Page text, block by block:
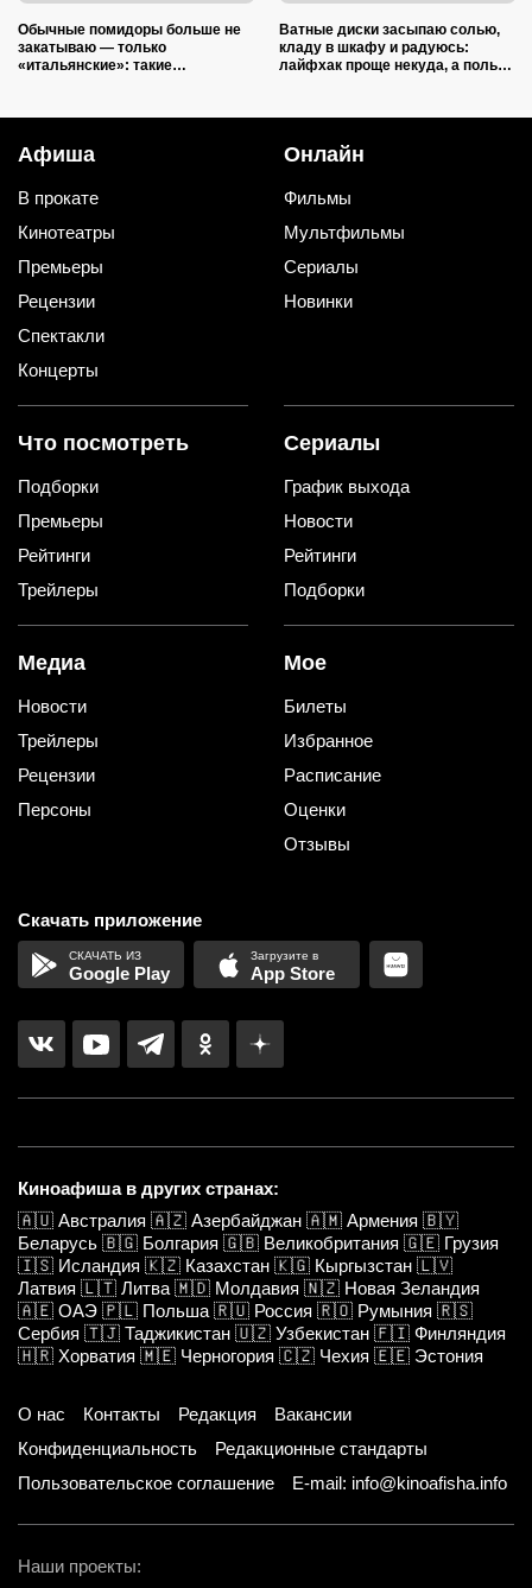
Обычные помидоры больше не
закатываю — только
«итальянские»: такие
Ватные диски засыпаю солью,
кладу в шкафу и радуюсь:
лайфхак проще некуда, а пользы
Афиша
В прокате
Кинотеатры
Премьеры
Рецензии
Спектакли
Концерты
Онлайн
Фильмы
Мультфильмы
Сериалы
Новинки
Что посмотреть
Подборки
Премьеры
Рейтинги
Трейлеры
Сериалы
График выхода
Новости
Рейтинги
Подборки
Медиа
Новости
Трейлеры
Рецензии
Персоны
Мое
Билеты
Избранное
Расписание
Оценки
Отзывы
Скачать приложение
Google Play App Store
Киноафиша в других странах:
🇦🇺 Австралия 🇦🇿 Азербайджан 🇦🇲 Армения 🇧🇾
Беларусь 🇧🇬 Болгария 🇬🇧 Великобритания 🇬🇪 Грузия
🇮🇸 Исландия 🇰🇿 Казахстан 🇰🇬 Кыргызстан 🇱🇻
Латвия 🇱🇹 Литва 🇲🇩 Молдавия 🇳🇿 Новая Зеландия
🇦🇪 ОАЭ 🇵🇱 Польша 🇷🇺 Россия 🇷🇴 Румыния 🇷🇸
Сербия 🇹🇯 Таджикистан 🇺🇿 Узбекистан 🇫🇮 Финляндия
🇭🇷 Хорватия 🇲🇪 Черногория 🇨🇿 Чехия 🇪🇪 Эстония
О нас Контакты Редакция
Вакансии
Конфиденциальность
Редакционные стандарты
Пользовательское соглашение
E-mail: info@kinoafisha.info
Наши проекты: